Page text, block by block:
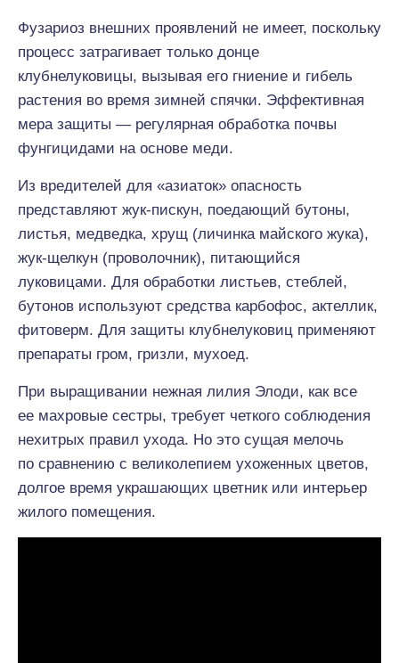
Фузариоз внешних проявлений не имеет, поскольку
процесс затрагивает только донце
клубнелуковицы, вызывая его гниение и гибель
растения во время зимней спячки. Эффективная
мера защиты — регулярная обработка почвы
фунгицидами на основе меди.
Из вредителей для «азиаток» опасность
представляют жук-пискун, поедающий бутоны,
листья, медведка, хрущ (личинка майского жука),
жук-щелкун (проволочник), питающийся
луковицами. Для обработки листьев, стеблей,
бутонов используют средства карбофос, актеллик,
фитоверм. Для защиты клубнелуковиц применяют
препараты гром, гризли, мухоед.
При выращивании нежная лилия Элоди, как все
ее махровые сестры, требует четкого соблюдения
нехитрых правил ухода. Но это сущая мелочь
по сравнению с великолепием ухоженных цветов,
долгое время украшающих цветник или интерьер
жилого помещения.